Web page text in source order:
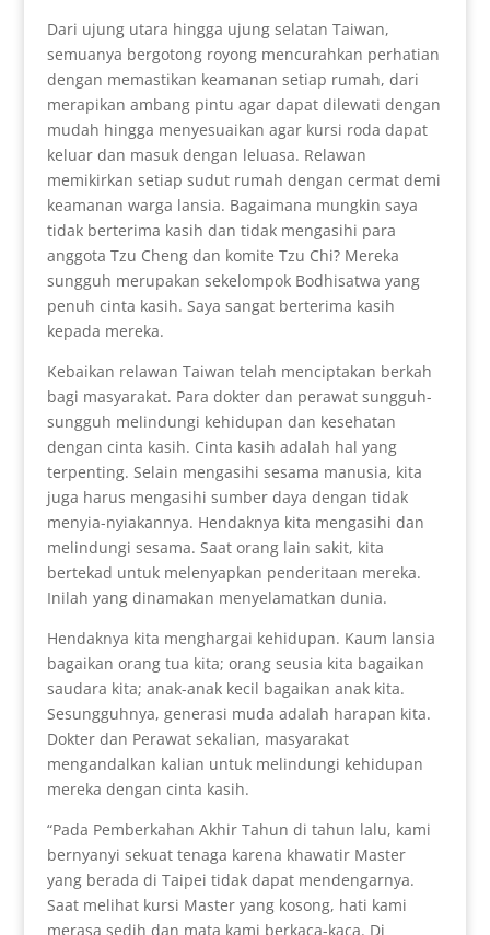
Dari ujung utara hingga ujung selatan Taiwan,
semuanya bergotong royong mencurahkan perhatian
dengan memastikan keamanan setiap rumah, dari
merapikan ambang pintu agar dapat dilewati dengan
mudah hingga menyesuaikan agar kursi roda dapat
keluar dan masuk dengan leluasa. Relawan
memikirkan setiap sudut rumah dengan cermat demi
keamanan warga lansia. Bagaimana mungkin saya
tidak berterima kasih dan tidak mengasihi para
anggota Tzu Cheng dan komite Tzu Chi? Mereka
sungguh merupakan sekelompok Bodhisatwa yang
penuh cinta kasih. Saya sangat berterima kasih
kepada mereka.
Kebaikan relawan Taiwan telah menciptakan berkah
bagi masyarakat. Para dokter dan perawat sungguh-
sungguh melindungi kehidupan dan kesehatan
dengan cinta kasih. Cinta kasih adalah hal yang
terpenting. Selain mengasihi sesama manusia, kita
juga harus mengasihi sumber daya dengan tidak
menyia-nyiakannya. Hendaknya kita mengasihi dan
melindungi sesama. Saat orang lain sakit, kita
bertekad untuk melenyapkan penderitaan mereka.
Inilah yang dinamakan menyelamatkan dunia.
Hendaknya kita menghargai kehidupan. Kaum lansia
bagaikan orang tua kita; orang seusia kita bagaikan
saudara kita; anak-anak kecil bagaikan anak kita.
Sesungguhnya, generasi muda adalah harapan kita.
Dokter dan Perawat sekalian, masyarakat
mengandalkan kalian untuk melindungi kehidupan
mereka dengan cinta kasih.
“Pada Pemberkahan Akhir Tahun di tahun lalu, kami
bernyanyi sekuat tenaga karena khawatir Master
yang berada di Taipei tidak dapat mendengarnya.
Saat melihat kursi Master yang kosong, hati kami
merasa sedih dan mata kami berkaca-kaca. Di